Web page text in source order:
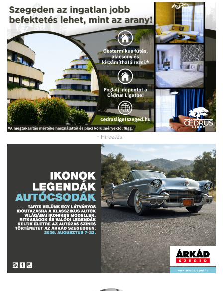
- Hirdetés -